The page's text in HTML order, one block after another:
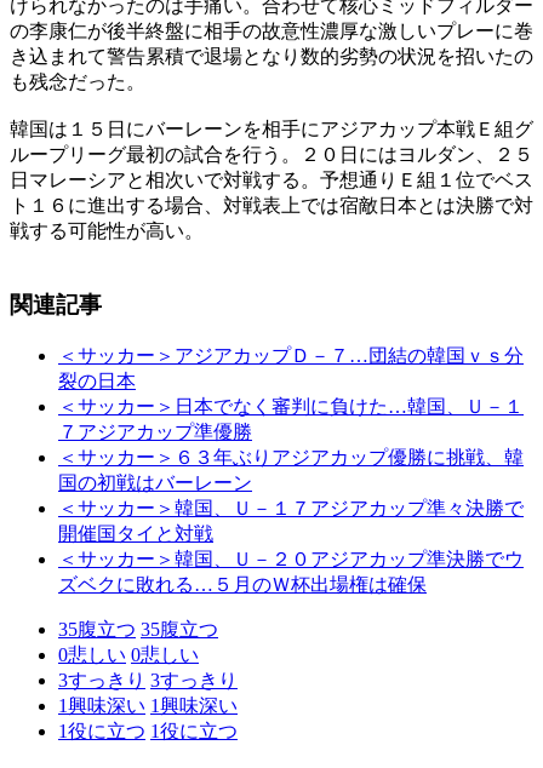
けられなかったのは手痛い。合わせて核心ミッドフィルダー
の李康仁が後半終盤に相手の故意性濃厚な激しいプレーに巻
き込まれて警告累積で退場となり数的劣勢の状況を招いたの
も残念だった。
韓国は１５日にバーレーンを相手にアジアカップ本戦Ｅ組グ
ループリーグ最初の試合を行う。２０日にはヨルダン、２５
日マレーシアと相次いで対戦する。予想通りＥ組１位でベス
ト１６に進出する場合、対戦表上では宿敵日本とは決勝で対
戦する可能性が高い。
関連記事
＜サッカー＞アジアカップＤ－７…団結の韓国ｖｓ分
裂の日本
＜サッカー＞日本でなく審判に負けた…韓国、Ｕ－１
７アジアカップ準優勝
＜サッカー＞６３年ぶりアジアカップ優勝に挑戦、韓
国の初戦はバーレーン
＜サッカー＞韓国、Ｕ－１７アジアカップ準々決勝で
開催国タイと対戦
＜サッカー＞韓国、Ｕ－２０アジアカップ準決勝でウ
ズベクに敗れる…５月のＷ杯出場権は確保
35腹立つ 35腹立つ
0悲しい 0悲しい
3すっきり 3すっきり
1興味深い 1興味深い
1役に立つ 1役に立つ